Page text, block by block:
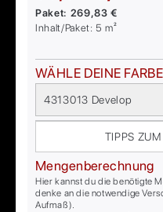
Paket: 269,83 €
Inhalt/Paket: 5 m²
WÄHLE DEINE FARBE
4313013 Develop
TIPPS
Mengenberechnung
Hier kannst du die benötigte
denke an die notwendige
Aufmaß).